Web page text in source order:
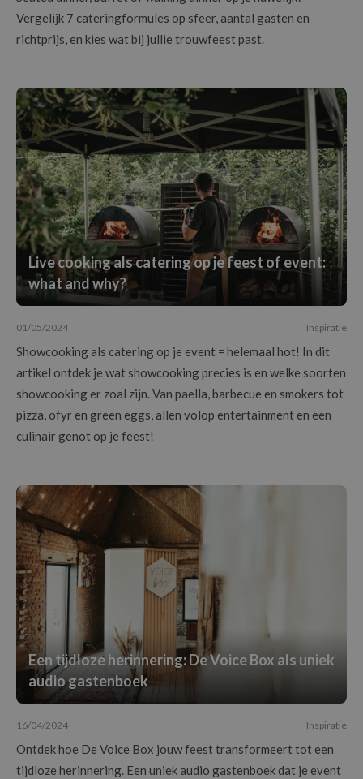
Vergelijk 7 cateringformules op sfeer, aantal gasten en
richtprijs, en kies wat bij jullie trouwfeest past.
Live cooking als catering op je feest of event:
what and why?
Inspiratie
01/05/2024
Showcooking als catering op je event = helemaal hot! In dit
artikel ontdek je wat showcooking precies is en welke soorten
showcooking er zoal zijn. Van paella, barbecue en smokers tot
pizza, ofyr en green eggs, allen volop entertainment en een
culinair genot op je feest!
Een tijdloze herinnering: De Voice Box als uniek
audio gastenboek
Inspiratie
16/04/2024
Ontdek hoe De Voice Box jouw feest transformeert tot een
tijdloze herinnering. Een uniek audio gastenboek dat je event